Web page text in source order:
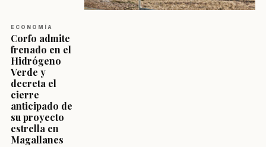
ECONOMÍA
Corfo admite
frenado en el
Hidrógeno
Verde y
decreta el
cierre
anticipado de
su proyecto
estrella en
Magallanes